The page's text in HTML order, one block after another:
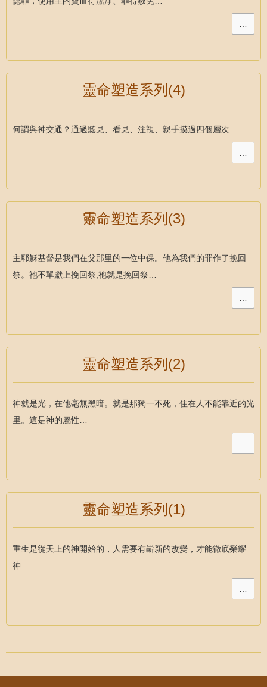
…
靈命塑造系列(4)
何謂與神交通？通過聽見、看見、注視、親手摸過四個層次…
…
靈命塑造系列(3)
主耶穌基督是我們在父那里的一位中保。他為我們的罪作了挽回
祭。祂不單獻上挽回祭,祂就是挽回祭…
…
靈命塑造系列(2)
神就是光，在他毫無黑暗。就是那獨一不死，住在人不能靠近的光
里。這是神的屬性…
…
靈命塑造系列(1)
重生是從天上的神開始的，人需要有嶄新的改變，才能徹底榮耀
神…
…
Post navigation